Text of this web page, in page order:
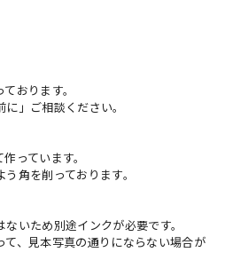
おります。
」ご相談ください。
っています。
角を削っております。
いため別途インクが必要です。
て、見本写真の通りにならない場合が